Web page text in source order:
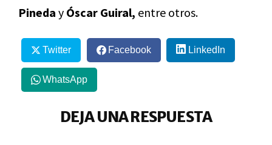
Pineda y Óscar Guiral, entre otros.
Twitter Facebook LinkedIn
WhatsApp
DEJA UNA RESPUESTA